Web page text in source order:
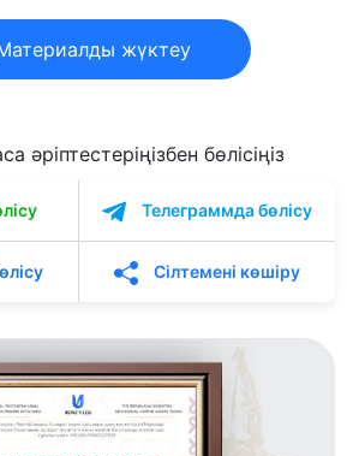
жүктеу
әріптестеріңізбен бөлісіңіз
Телеграммда бөлісу
Сілтемені көшіру